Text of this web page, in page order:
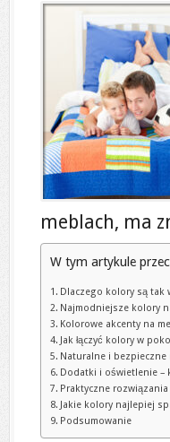
meblach, ma
W tym artykule
Dlaczego kolory są tak
Najmodniejsze kolory
Kolorowe akcenty na
Jak łączyć kolory w
Naturalne i bezpieczne
Dodatki i oświetlenie –
Praktyczne rozwiązania
Jakie kolory najlepiej
Podsumowanie